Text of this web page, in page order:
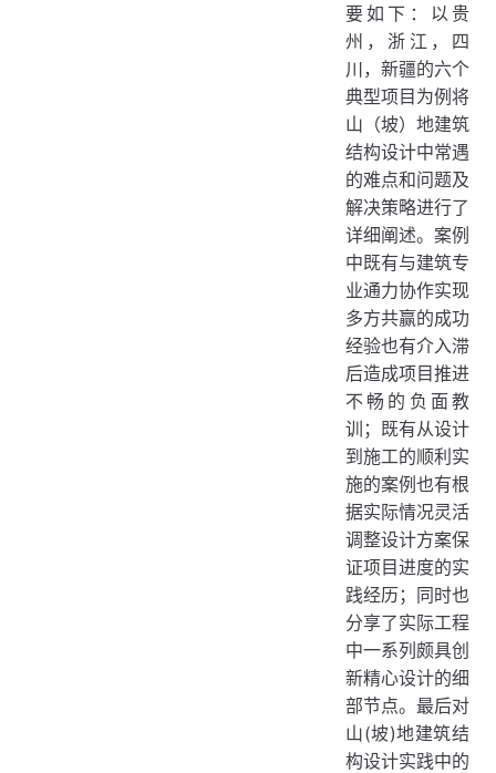
要如下：以贵
州，浙江，四
川，新疆的六个
典型项目为例将
山（坡）地建筑
结构设计中常遇
的难点和问题及
解决策略进行了
详细阐述。案例
中既有与建筑专
业通力协作实现
多方共赢的成功
经验也有介入滞
后造成项目推进
不畅的负面教
训；既有从设计
到施工的顺利实
施的案例也有根
据实际情况灵活
调整设计方案保
证项目进度的实
践经历；同时也
分享了实际工程
中一系列颇具创
新精心设计的细
部节点。最后对
山(坡)地建筑结
构设计实践中的